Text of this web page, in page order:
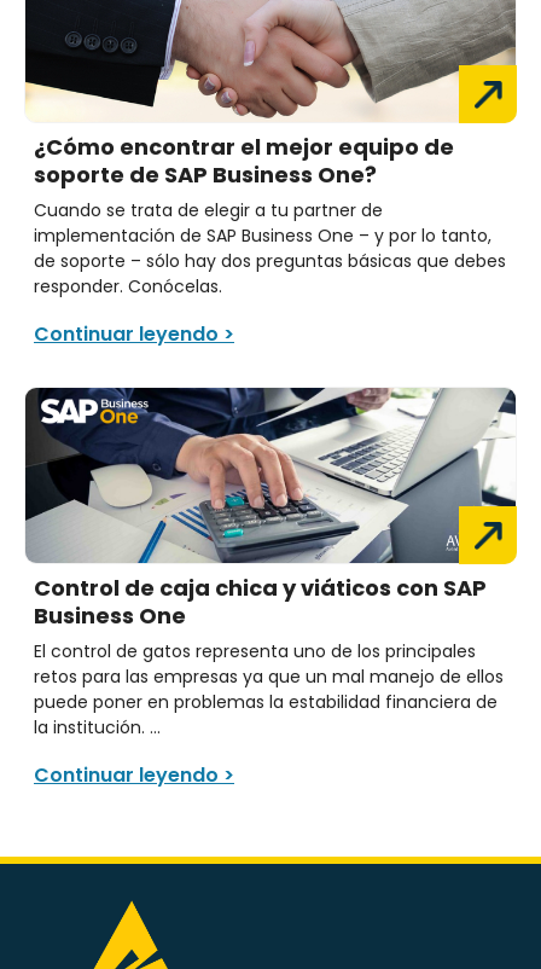
¿Cómo encontrar el mejor equipo de
soporte de SAP Business One?
Cuando se trata de elegir a tu partner de
implementación de SAP Business One – y por lo tanto,
de soporte – sólo hay dos preguntas básicas que debes
responder. Conócelas.
Continuar leyendo >
Control de caja chica y viáticos con SAP
Business One
El control de gatos representa uno de los principales
retos para las empresas ya que un mal manejo de ellos
puede poner en problemas la estabilidad financiera de
la institución. ...
Continuar leyendo >